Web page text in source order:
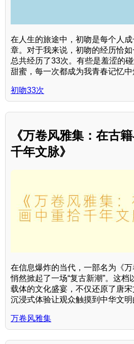
在人生的旅途中，初吻是每个人
章。对于我来说，初吻的经历恰如
总共经历了33次。有些是羞涩的
甜蜜，每一次都成为我青春记忆中
初吻33次
《万卷风雅集：在古
千年文脉》
在信息爆炸的当代，一部名为《
悄然掀起了一场“复古新潮”。这档
载体的文化盛宴，不仅还原了唐
沉浸式体验让观众触摸到中华文明
万卷风雅集